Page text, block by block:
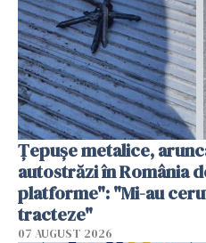
Țepușe metalice,
autostrăzi în România
platforme": "Mi-au
tracteze"
07 AUGUST 2026